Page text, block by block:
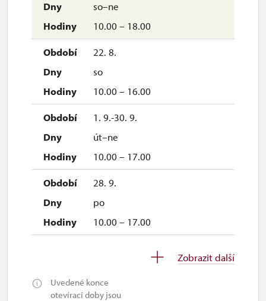
so–ne
10.00 – 18.00
22. 8.
so
10.00 – 16.00
1. 9.-30. 9.
út–ne
10.00 – 17.00
28. 9.
po
10.00 – 17.00
10.00 – 16.00
Zobrazit další
Uvedené konce
otevírací doby jsou